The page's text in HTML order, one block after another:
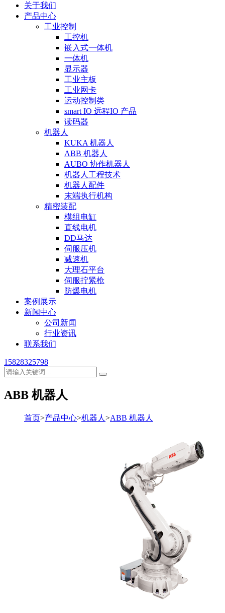
关于我们
产品中心
工业控制
工控机
嵌入式一体机
一体机
显示器
工业主板
工业网卡
运动控制类
smart IO 远程IO 产品
读码器
机器人
KUKA 机器人
ABB 机器人
AUBO 协作机器人
机器人工程技术
机器人配件
末端执行机构
精密装配
模组电缸
直线电机
DD马达
伺服压机
减速机
大理石平台
伺服拧紧枪
防爆电机
案例展示
新闻中心
公司新闻
行业资讯
联系我们
15828325798
ABB 机器人
首页>产品中心>机器人 >ABB 机器人